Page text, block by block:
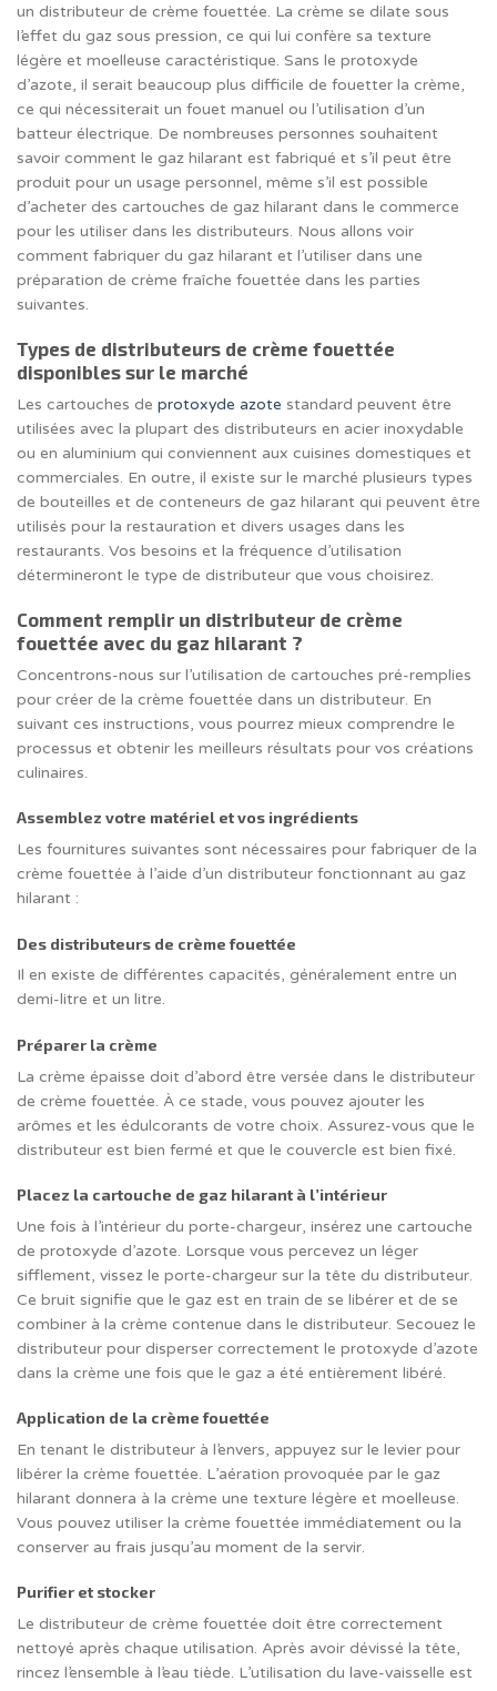
un distributeur de crème fouettée. La crème se dilate sous
l’effet du gaz sous pression, ce qui lui confère sa texture
légère et moelleuse caractéristique. Sans le protoxyde
d’azote, il serait beaucoup plus difficile de fouetter la crème,
ce qui nécessiterait un fouet manuel ou l’utilisation d’un
batteur électrique. De nombreuses personnes souhaitent
savoir comment le gaz hilarant est fabriqué et s’il peut être
produit pour un usage personnel, même s’il est possible
d’acheter des cartouches de gaz hilarant dans le commerce
pour les utiliser dans les distributeurs. Nous allons voir
comment fabriquer du gaz hilarant et l’utiliser dans une
préparation de crème fraîche fouettée dans les parties
suivantes.
Types de distributeurs de crème fouettée
disponibles sur le marché
Les cartouches de protoxyde azote standard peuvent être
utilisées avec la plupart des distributeurs en acier inoxydable
ou en aluminium qui conviennent aux cuisines domestiques et
commerciales. En outre, il existe sur le marché plusieurs types
de bouteilles et de conteneurs de gaz hilarant qui peuvent être
utilisés pour la restauration et divers usages dans les
restaurants. Vos besoins et la fréquence d’utilisation
détermineront le type de distributeur que vous choisirez.
Comment remplir un distributeur de crème
fouettée avec du gaz hilarant ?
Concentrons-nous sur l’utilisation de cartouches pré-remplies
pour créer de la crème fouettée dans un distributeur. En
suivant ces instructions, vous pourrez mieux comprendre le
processus et obtenir les meilleurs résultats pour vos créations
culinaires.
Assemblez votre matériel et vos ingrédients
Les fournitures suivantes sont nécessaires pour fabriquer de la
crème fouettée à l’aide d’un distributeur fonctionnant au gaz
hilarant :
Des distributeurs de crème fouettée
Il en existe de différentes capacités, généralement entre un
demi-litre et un litre.
Préparer la crème
La crème épaisse doit d’abord être versée dans le distributeur
de crème fouettée. À ce stade, vous pouvez ajouter les
arômes et les édulcorants de votre choix. Assurez-vous que le
distributeur est bien fermé et que le couvercle est bien fixé.
Placez la cartouche de gaz hilarant à l’intérieur
Une fois à l’intérieur du porte-chargeur, insérez une cartouche
de protoxyde d’azote. Lorsque vous percevez un léger
sifflement, vissez le porte-chargeur sur la tête du distributeur.
Ce bruit signifie que le gaz est en train de se libérer et de se
combiner à la crème contenue dans le distributeur. Secouez le
distributeur pour disperser correctement le protoxyde d’azote
dans la crème une fois que le gaz a été entièrement libéré.
Application de la crème fouettée
En tenant le distributeur à l’envers, appuyez sur le levier pour
libérer la crème fouettée. L’aération provoquée par le gaz
hilarant donnera à la crème une texture légère et moelleuse.
Vous pouvez utiliser la crème fouettée immédiatement ou la
conserver au frais jusqu’au moment de la servir.
Purifier et stocker
Le distributeur de crème fouettée doit être correctement
nettoyé après chaque utilisation. Après avoir dévissé la tête,
rincez l’ensemble à l’eau tiède. L’utilisation du lave-vaisselle est